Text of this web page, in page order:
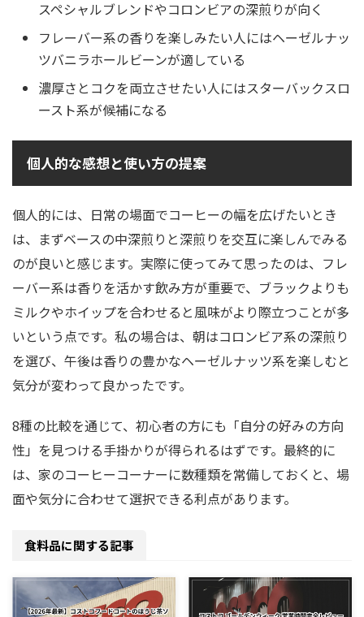
スペシャルブレンドやコロンビアの深煎りが向く
フレーバー系の香りを楽しみたい人にはヘーゼルナッ
ツバニラホールビーンが適している
濃厚さとコクを両立させたい人にはスターバックスロ
ースト系が候補になる
個人的な感想と使い方の提案
個人的には、日常の場面でコーヒーの幅を広げたいとき
は、まずベースの中深煎りと深煎りを交互に楽しんでみる
のが良いと感じます。実際に使ってみて思ったのは、フレ
ーバー系は香りを活かす飲み方が重要で、ブラックよりも
ミルクやホイップを合わせると風味がより際立つことが多
いという点です。私の場合は、朝はコロンビア系の深煎り
を選び、午後は香りの豊かなヘーゼルナッツ系を楽しむと
気分が変わって良かったです。
8種の比較を通じて、初心者の方にも「自分の好みの方向
性」を見つける手掛かりが得られるはずです。最終的に
は、家のコーヒーコーナーに数種類を常備しておくと、場
面や気分に合わせて選択できる利点があります。
食料品に関する記事